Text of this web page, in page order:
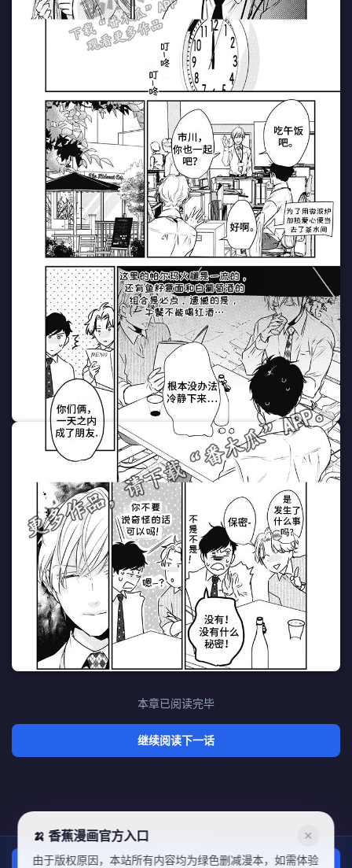
本章已阅读完毕
继续阅读下一话
上一话
🍌 香蕉漫画官方入口 ✕
由于版权原因，本站所有内容均为绿色删减漫本，如需体验